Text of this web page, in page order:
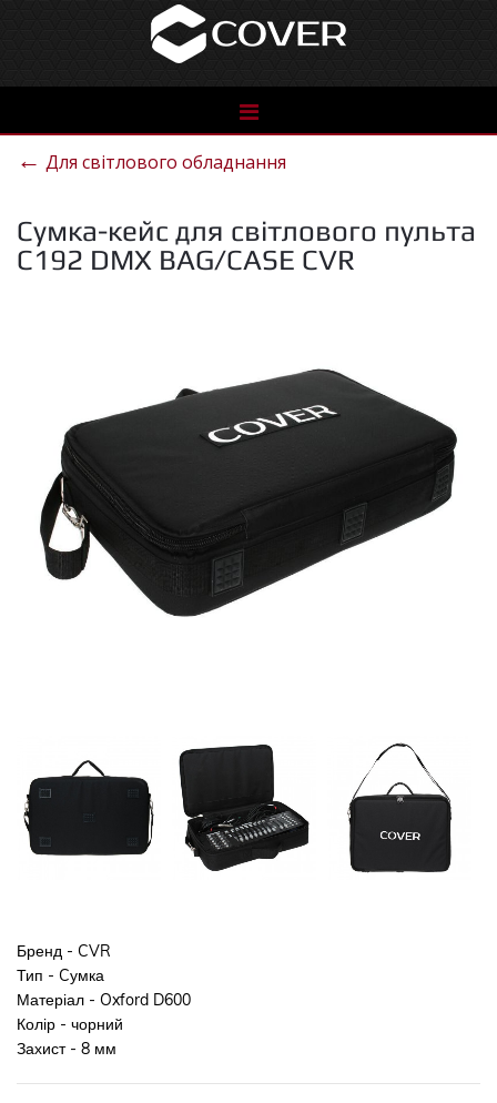
See
← Для світлового обладнання
Сумка-кейс для світлового пульта
C192 DMX BAG/CASE СVR
Бренд - CVR
Тип - Cумка
Матеріал - Oxford D600
Колір - чорний
Захист - 8 мм